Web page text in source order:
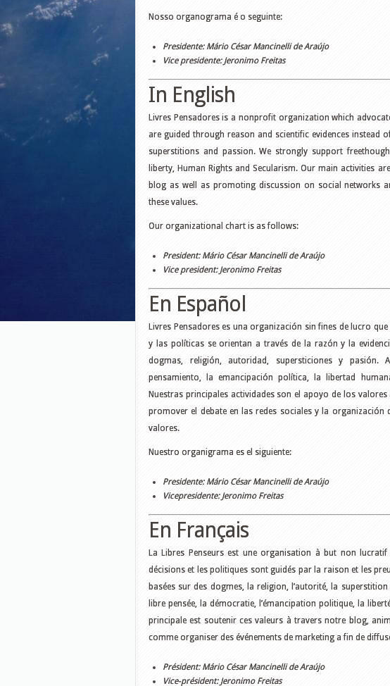
Nosso organograma é o seguinte:
Presidente: Mário César Mancinelli de Araújo
Vice presidente: Jeronimo Freitas
In English
Livres Pensadores is a nonprofit organization which
are guided through reason and scientific evidences instead
superstitions and passion. We strongly support
liberty, Human Rights and Secularism. Our main activities
blog as well as promoting discussion on social networks
these values.
Our organizational chart is as follows:
President: Mário César Mancinelli de Araújo
Vice president: Jeronimo Freitas
En Español
Livres Pensadores es una organización sin fines de lucro
y las políticas se orientan a través de la razón y la
dogmas, religión, autoridad, supersticiones y pasión.
pensamiento, la emancipación política, la libertad
Nuestras principales actividades son el apoyo de los
promover el debate en las redes sociales y la
valores.
Nuestro organigrama es el siguiente:
Presidente: Mário César Mancinelli de Araújo
Vicepresidente: Jeronimo Freitas
En Français
La Libres Penseurs est une organisation à but non
décisions et les politiques sont guidés par la raison et les
basées sur des dogmes, la religion, l’autorité, la
libre pensée, la démocratie, l’émancipation politique, la
principale est soutenir ces valeurs à travers notre blog,
comme organiser des événements de marketing a fin de
Président: Mário César Mancinelli de Araújo
Vice-président: Jeronimo Freitas